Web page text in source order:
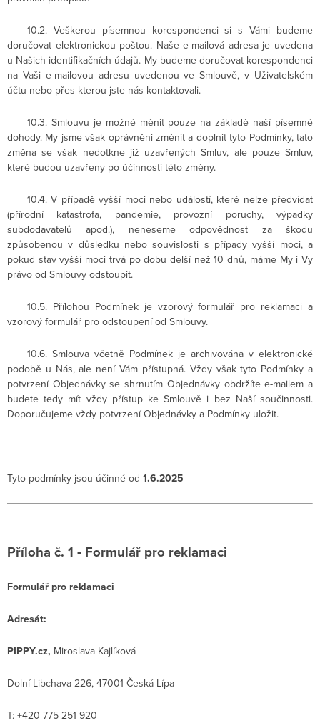
10.2. Veškerou písemnou korespondenci si s Vámi budeme
doručovat elektronickou poštou. Naše e-mailová adresa je uvedena
u Našich identifikačních údajů. My budeme doručovat korespondenci
na Vaši e-mailovou adresu uvedenou ve Smlouvě, v Uživatelském
účtu nebo přes kterou jste nás kontaktovali.
10.3. Smlouvu je možné měnit pouze na základě naší písemné
dohody. My jsme však oprávněni změnit a doplnit tyto Podmínky, tato
změna se však nedotkne již uzavřených Smluv, ale pouze Smluv,
které budou uzavřeny po účinnosti této změny.
10.4. V případě vyšší moci nebo událostí, které nelze předvídat
(přírodní katastrofa, pandemie, provozní poruchy, výpadky
subdodavatelů apod.), neneseme odpovědnost za škodu
způsobenou v důsledku nebo souvislosti s případy vyšší moci, a
pokud stav vyšší moci trvá po dobu delší než 10 dnů, máme My i Vy
právo od Smlouvy odstoupit.
10.5. Přílohou Podmínek je vzorový formulář pro reklamaci a
vzorový formulář pro odstoupení od Smlouvy.
10.6. Smlouva včetně Podmínek je archivována v elektronické
podobě u Nás, ale není Vám přístupná. Vždy však tyto Podmínky a
potvrzení Objednávky se shrnutím Objednávky obdržíte e-mailem a
budete tedy mít vždy přístup ke Smlouvě i bez Naší součinnosti.
Doporučujeme vždy potvrzení Objednávky a Podmínky uložit.
Tyto podmínky jsou účinné od 1.6.2025
Příloha č. 1 - Formulář pro reklamaci
Formulář pro reklamaci
Adresát:
PIPPY.cz, Miroslava Kajlíková
Dolní Libchava 226, 47001 Česká Lípa
T: +420 775 251 920